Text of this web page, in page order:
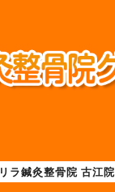
リラ鍼灸整骨院 古江院